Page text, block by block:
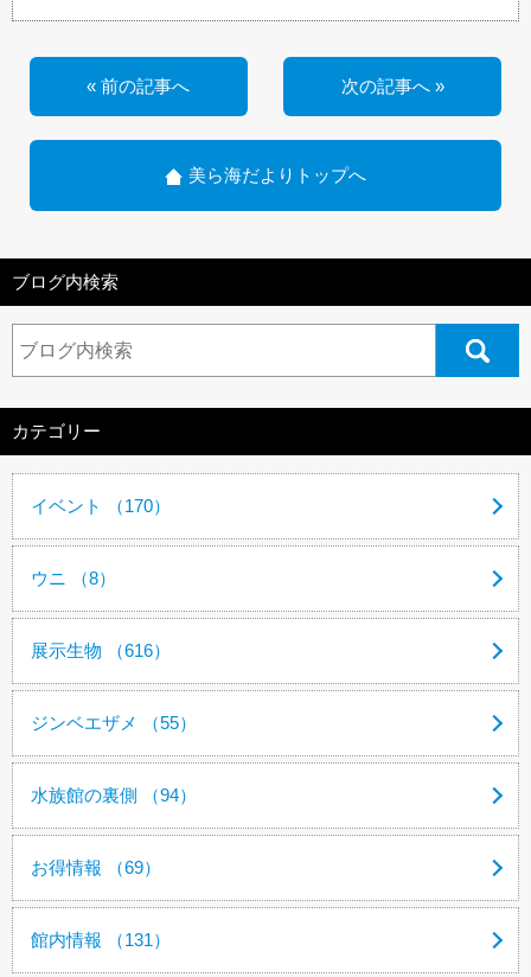
« 前の記事へ 次の記事へ »
美ら海だよりトップへ
ブログ内検索
カテゴリー
イベント （170）
ウニ （8）
展示生物 （616）
ジンベエザメ （55）
水族館の裏側 （94）
お得情報 （69）
館内情報 （131）